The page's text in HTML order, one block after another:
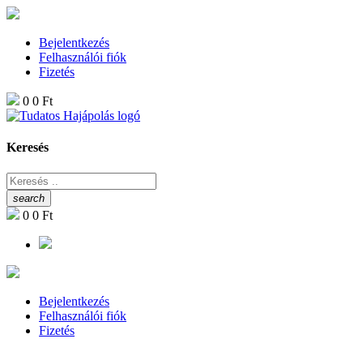
Bejelentkezés
Felhasználói fiók
Fizetés
0 0 Ft
Keresés
search
0 0 Ft
Bejelentkezés
Felhasználói fiók
Fizetés